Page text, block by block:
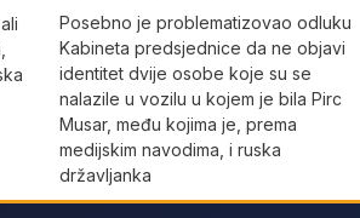
Posebno je problematizovao odluku
Kabineta predsjednice da ne objavi
identitet dvije osobe koje su se
nalazile u vozilu u kojem je bila Pirc
Musar, među kojima je, prema
medijskim navodima, i ruska
državljanka